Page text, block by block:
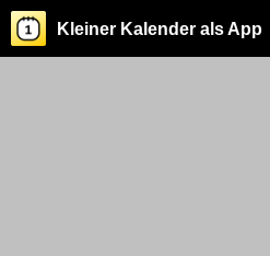
Kleiner Kalender als App